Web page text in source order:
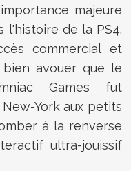
majeure
l'histoire de la PS4.
commercial et
avouer que le
Games fut
York aux petits
à la renverse
ultra-jouissif